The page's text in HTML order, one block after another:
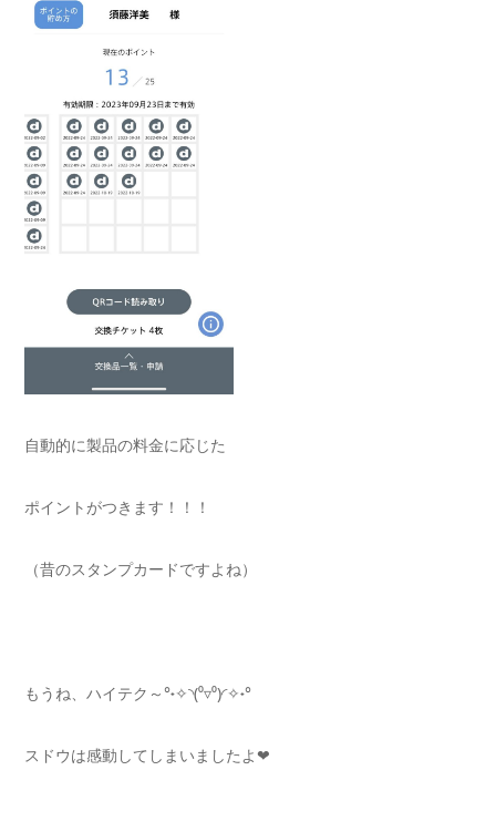
自動的に製品の料金に応じた
ポイントがつきます！！！
（昔のスタンプカードですよね）
もうね、ハイテク～°˖✧◝(⁰▿⁰)◜✧˖°
スドウは感動してしまいましたよ❤